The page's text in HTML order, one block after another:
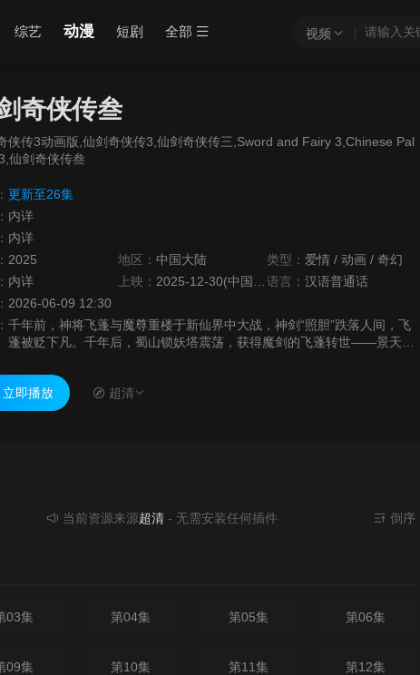
视频
综艺 动漫 短剧 全部
奇侠传叁
侠传3动画版,仙剑奇侠传3‎,仙剑奇侠传三,Sword and Fairy 3,Chinese Pal
仙剑奇侠传叁
更新至26集
内详
内详
2025 地区：中国大陆 类型： 爱情 / 动画 / 奇幻
内详 上映： 2025-12-30(中国大陆) 语言： 汉语普通话
2026-06-09 12:30
千年前，神将飞蓬与魔尊重楼于新仙界中大战，神剑“照胆”跌落人间，飞
蓬被贬下凡。千年后，蜀山锁妖塔震荡，获得魔剑的飞蓬转世——景天，
险。
立即播放
超清
当前资源来源超清- 无需安装任何插件 倒序
03集 第04集 第05集 第06集
09集 第10集 第11集 第12集